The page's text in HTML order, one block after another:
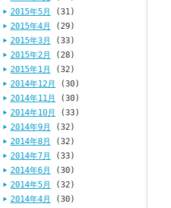
2015年5月
(31)
2015年4月
(29)
2015年3月
(33)
2015年2月
(28)
2015年1月
(32)
2014年12月
(30)
2014年11月
(30)
2014年10月
(33)
2014年9月
(32)
2014年8月
(32)
2014年7月
(33)
2014年6月
(30)
2014年5月
(32)
2014年4月
(30)